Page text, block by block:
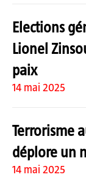
Elections
Lionel
paix
14 mai 2025
Terrorisme
déplore un
14 mai 2025